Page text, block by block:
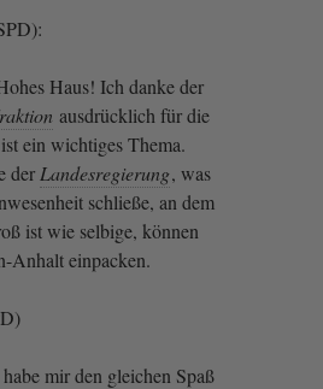
Haus! Ich danke der
ausdrücklich für die
ein wichtiges Thema.
der Landesregierung, was
schließe, an dem
ist wie selbige, können
Anhalt einpacken.
mir den gleichen Spaß